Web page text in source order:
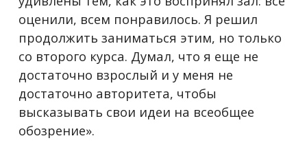
оценили, всем понравилось. Я решил
продолжить заниматься этим, но только
со второго курса. Думал, что я еще не
достаточно взрослый и у меня не
достаточно авторитета, чтобы
высказывать свои идеи на всеобщее
обозрение».